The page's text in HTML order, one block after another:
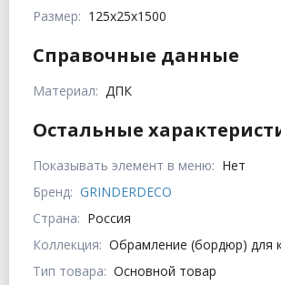
Размер: 125х25х1500
Справочные данные
Материал: ДПК
Остальные
Показывать элемент в меню: Нет
Бренд: GRINDERDECO
Страна: Россия
Коллекция: Обрамление (бордюр) для
Тип товара: Основной товар